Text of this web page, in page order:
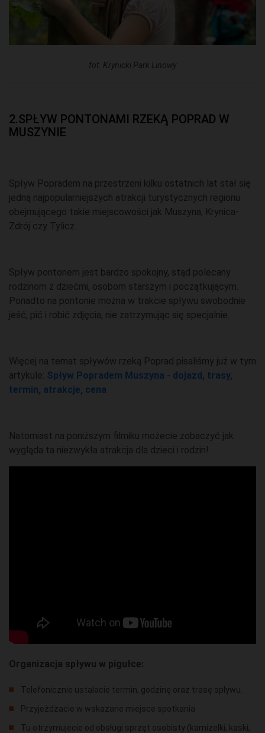
fot. Krynicki Park Linowy
2.SPŁYW PONTONAMI RZEKĄ POPRAD W
MUSZYNIE
Spływ Popradem na przestrzeni kilku ostatnich lat stał się
jedną najpopularniejszych atrakcji turystycznych regionu
obejmującego takie miejscowości jak Muszyna, Krynica-
Zdrój czy Tylicz.
Spływ pontonem jest bardzo spokojny, stąd polecany
rodzinom z dziećmi, osobom starszym i początkującym.
Ponadto na pontonie można w trakcie spływu swobodnie
jeść, pić i robić zdjęcia, nie zatrzymując się specjalnie.
Więcej na temat spływów rzeką Poprad pisaliśmy już w tym
artykule: Spływ Popradem Muszyna - dojazd, trasy,
termin, atrakcje, cena
Natomiast na poniższym filmiku możecie zobaczyć jak
wygląda ta niezwykła atrakcja dla dzieci i rodzin!
Organizacja spływu w pigułce:
Telefonicznie ustalacie termin, godzinę oraz trasę spływu.
Przyjeżdżacie w wskazane miejsce spotkania
Tu otrzymujecie od obsługi sprzęt osobisty (kamizelki, kaski,